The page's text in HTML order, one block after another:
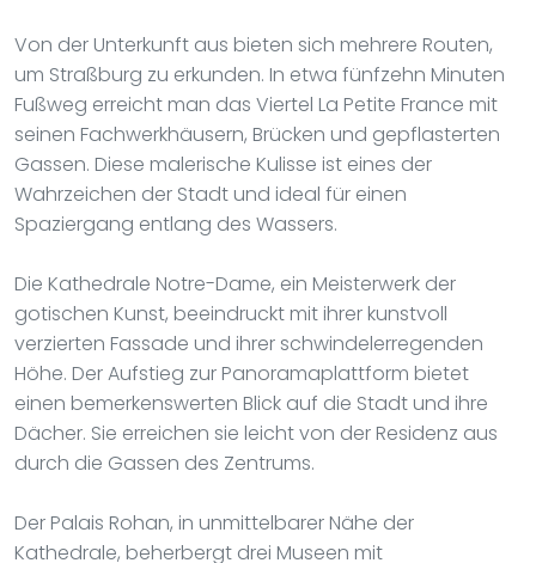
Von der Unterkunft aus bieten sich mehrere Routen,
um Straßburg zu erkunden. In etwa fünfzehn Minuten
Fußweg erreicht man das Viertel La Petite France mit
seinen Fachwerkhäusern, Brücken und gepflasterten
Gassen. Diese malerische Kulisse ist eines der
Wahrzeichen der Stadt und ideal für einen
Spaziergang entlang des Wassers.
Die Kathedrale Notre-Dame, ein Meisterwerk der
gotischen Kunst, beeindruckt mit ihrer kunstvoll
verzierten Fassade und ihrer schwindelerregenden
Höhe. Der Aufstieg zur Panoramaplattform bietet
einen bemerkenswerten Blick auf die Stadt und ihre
Dächer. Sie erreichen sie leicht von der Residenz aus
durch die Gassen des Zentrums.
Der Palais Rohan, in unmittelbarer Nähe der
Kathedrale, beherbergt drei Museen mit